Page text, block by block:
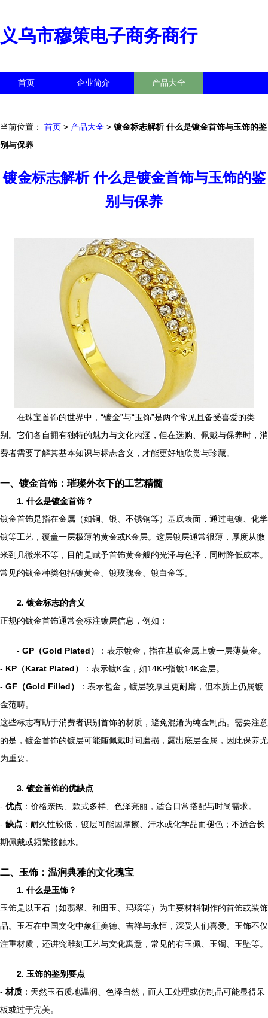
义乌市穆策电子商务商行
首页 企业简介 产品大全
当前位置： 首页 > 产品大全 > 镀金标志解析 什么是镀金首饰与玉饰的鉴
别与保养
镀金标志解析 什么是镀金首饰与玉饰的鉴
别与保养
在珠宝首饰的世界中，“镀金”与“玉饰”是两个常见且备受喜爱的类
别。它们各自拥有独特的魅力与文化内涵，但在选购、佩戴与保养时，消
费者需要了解其基本知识与标志含义，才能更好地欣赏与珍藏。
一、镀金首饰：璀璨外衣下的工艺精髓
1. 什么是镀金首饰？
镀金首饰是指在金属（如铜、银、不锈钢等）基底表面，通过电镀、化学
镀等工艺，覆盖一层极薄的黄金或K金层。这层镀层通常很薄，厚度从微
米到几微米不等，目的是赋予首饰黄金般的光泽与色泽，同时降低成本。
常见的镀金种类包括镀黄金、镀玫瑰金、镀白金等。
2. 镀金标志的含义
正规的镀金首饰通常会标注镀层信息，例如：
- GP（Gold Plated）
：表示镀金，指在基底金属上镀一层薄黄金。
- KP（Karat Plated）
：表示镀K金，如14KP指镀14K金层。
- GF（Gold Filled）
：表示包金，镀层较厚且更耐磨，但本质上仍属镀
金范畴。
这些标志有助于消费者识别首饰的材质，避免混淆为纯金制品。需要注意
的是，镀金首饰的镀层可能随佩戴时间磨损，露出底层金属，因此保养尤
为重要。
3. 镀金首饰的优缺点
- 优点 ：价格亲民、款式多样、色泽亮丽，适合日常搭配与时尚需求。
- 缺点 ：耐久性较低，镀层可能因摩擦、汗水或化学品而褪色；不适合长
期佩戴或频繁接触水。
二、玉饰：温润典雅的文化瑰宝
1. 什么是玉饰？
玉饰是以玉石（如翡翠、和田玉、玛瑙等）为主要材料制作的首饰或装饰
品。玉石在中国文化中象征美德、吉祥与永恒，深受人们喜爱。玉饰不仅
注重材质，还讲究雕刻工艺与文化寓意，常见的有玉佩、玉镯、玉坠等。
2. 玉饰的鉴别要点
- 材质 ：天然玉石质地温润、色泽自然，而人工处理或仿制品可能显得呆
板或过于完美。